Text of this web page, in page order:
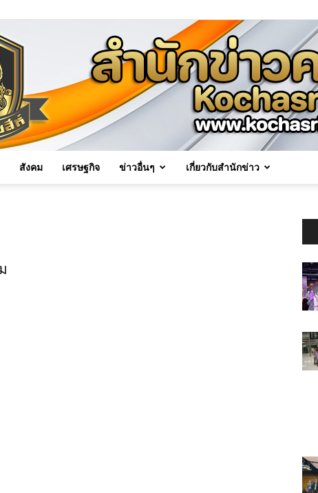
สังคม เศรษฐกิจ ข่าวอื่นๆ เกี่ยวกับสำนักข่าว